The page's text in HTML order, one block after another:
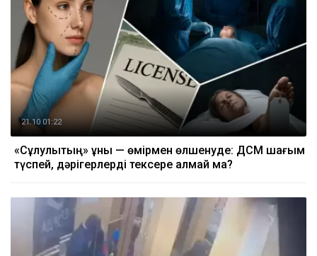
21.10 01:22
«Сұлулықтың» құны — өмірмен өлшенуде: ДСМ шағым
түспей, дәрігерлерді тексере алмай ма?